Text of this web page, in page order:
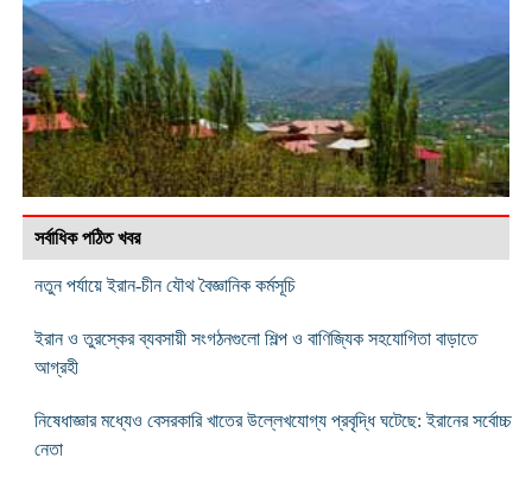
সর্বাধিক পঠিত খবর
নতুন পর্যায়ে ইরান-চীন যৌথ বৈজ্ঞানিক কর্মসূচি
ইরান ও তুরস্কের ব্যবসায়ী সংগঠনগুলো শিল্প ও বাণিজ্যিক সহযোগিতা বাড়াতে
আগ্রহী
নিষেধাজ্ঞার মধ্যেও বেসরকারি খাতের উল্লেখযোগ্য প্রবৃদ্ধি ঘটেছে: ইরানের সর্বোচ্চ
নেতা